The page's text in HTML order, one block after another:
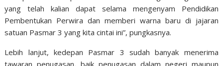
yang telah kalian dapat selama mengenyam Pendidikan
Pembentukan Perwira dan memberi warna baru di jajaran
satuan Pasmar 3 yang kita cintai ini”, pungkasnya.
Lebih lanjut, kedepan Pasmar 3 sudah banyak menerima
tawaran penugasan, baik penugasan dalam negeri maupun